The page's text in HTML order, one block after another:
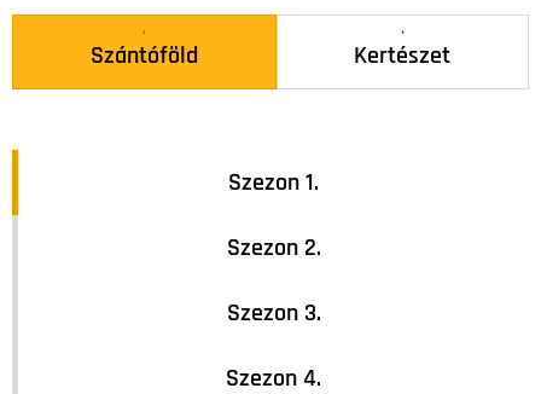
Szántóföld Kertészet
Szezon 1.
Szezon 2.
Szezon 3.
Szezon 4.